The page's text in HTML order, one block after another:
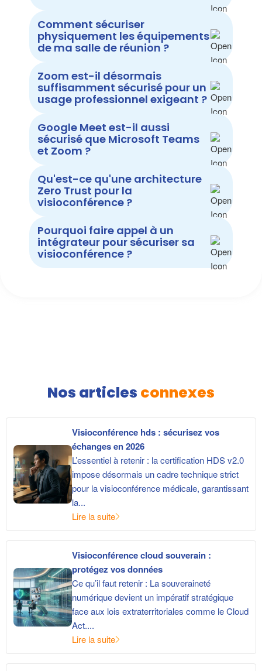
Comment sécuriser
physiquement les équipements
de ma salle de réunion ?
Zoom est-il désormais
suffisamment sécurisé pour un
usage professionnel exigeant ?
Google Meet est-il aussi
sécurisé que Microsoft Teams
et Zoom ?
Qu'est-ce qu'une architecture
Zero Trust pour la
visioconférence ?
Pourquoi faire appel à un
intégrateur pour sécuriser sa
visioconférence ?
Nos articles connexes
Visioconférence hds : sécurisez vos
échanges en 2026
L’essentiel à retenir : la certification HDS v2.0
impose désormais un cadre technique strict
pour la visioconférence médicale, garantissant
la...
Lire la suite
Visioconférence cloud souverain :
protégez vos données
Ce qu’il faut retenir : La souveraineté
numérique devient un impératif stratégique
face aux lois extraterritoriales comme le Cloud
Act....
Lire la suite